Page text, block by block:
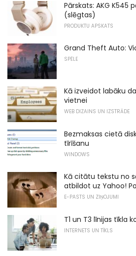
Pārskats: AKG K545
(slēgtas)
PRODUKTU APSKATS
Grand Theft Auto:
SPĒLE
Kā izveidot labāku
vietnei
WEB DIZAINS UN IZSTRĀDE
Bezmaksas cietā
tīrīšanu
WINDOWS
Kā citātu tekstu no
atbildot uz Yahoo!
E-PASTS UN ZIŅOJUMI
T1 un T3 līnijas tīkla
INTERNETS UN TĪKLS